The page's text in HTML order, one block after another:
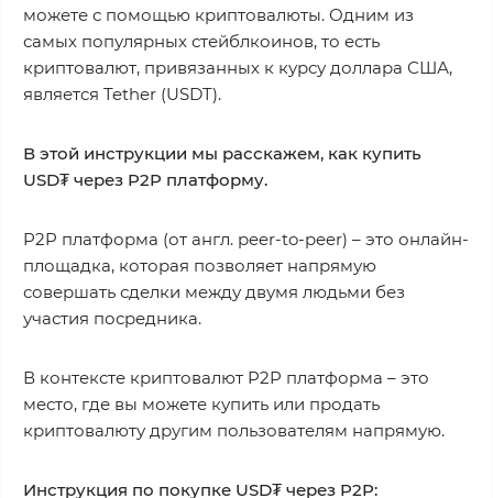
можете с помощью криптовалюты. Одним из
самых популярных стейблкоинов, то есть
криптовалют, привязанных к курсу доллара США,
является Tether (USDT).
В этой инструкции мы расскажем, как купить
USD₮ через P2P платформу.
P2P платформа (от англ. peer-to-peer) – это онлайн-
площадка, которая позволяет напрямую
совершать сделки между двумя людьми без
участия посредника.
В контексте криптовалют P2P платформа – это
место, где вы можете купить или продать
криптовалюту другим пользователям напрямую.
Инструкция по покупке USD₮ через P2P: